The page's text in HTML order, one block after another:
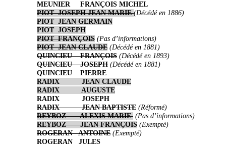
MEUNIER FRANÇOIS MICHEL
PIOT JOSEPH JEAN MARIE(Décédé en 1886)
PIOT JEAN GERMAIN
PIOT JOSEPH
PIOT FRANÇOIS (Pas d’informations)
PIOT JEAN CLAUDE (Décédé en 1881)
QUINCIEU FRANÇOIS (Décédé en 1893)
QUINCIEU JOSEPH (Décédé en 1881)
QUINCIEU PIERRE
RADIX JEAN CLAUDE
RADIX AUGUSTE
RADIX JOSEPH
RADIX JEAN BAPTISTE (Réformé)
REYBOZ ALEXIS MARIE (Pas d’informations)
REYBOZ JEAN FRANÇOIS (Exempté)
ROGERAN ANTOINE (Exempté)
ROGERAN JULES